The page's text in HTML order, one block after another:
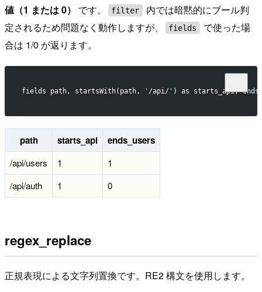
値（1 または 0）
です。 filter
内では暗黙的にブール判
定されるため問題なく動作しますが、
fields
で使った場
合は 1/0 が返ります。
fields path, startsWith(path, '/api/') as starts_api,
path starts_api ends_users
/api/users 1
1
/api/auth
1 0
regex_replace
正規表現による文字列置換です。RE2 構文を使用します。